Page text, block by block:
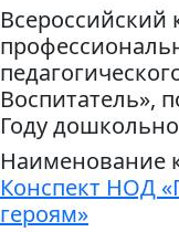
Всероссийский
Воспитатель»,
Году
Наименование
Конспект НОД
героям»